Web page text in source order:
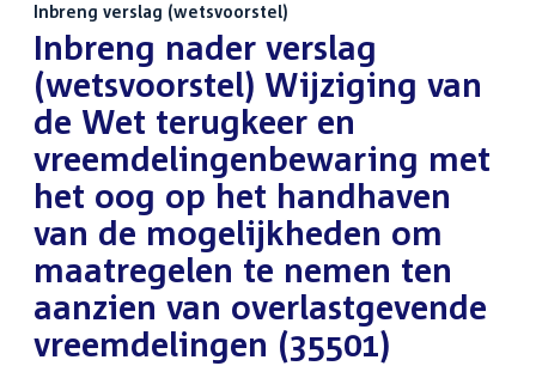
Inbreng verslag (wetsvoorstel)
:Inbreng nader verslag
(wetsvoorstel) Wijziging van
de Wet terugkeer en
vreemdelingenbewaring met
het oog op het handhaven
van de mogelijkheden om
maatregelen te nemen ten
aanzien van overlastgevende
vreemdelingen (35501)